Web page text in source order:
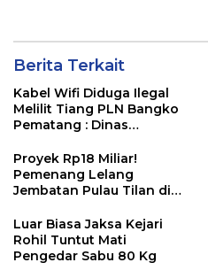
Berita Terkait
Kabel Wifi Diduga Ilegal
Melilit Tiang PLN Bangko
Pematang : Dinas
Segera Ditindak
Proyek Rp18 Miliar!
Pemenang Lelang
Jembatan Pulau Tilan di
Transparansi
Dipertanyakan
Luar Biasa Jaksa Kejari
Rohil Tuntut Mati
Pengedar Sabu 80 Kg